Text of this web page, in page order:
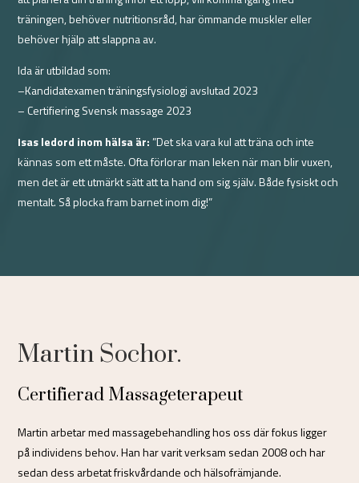
träningen, behöver nutritionsråd, har ömmande muskler eller
behöver hjälp att slappna av.
Ida är utbildad som:
–Kandidatexamen träningsfysiologi avslutad 2023
– Certifiering Svensk massage 2023
Isas ledord inom hälsa är:”Det ska vara kul att träna och inte
kännas som ett måste. Ofta förlorar man leken när man blir vuxen,
men det är ett utmärkt sätt att ta hand om sig själv. Både fysiskt och
mentalt. Så plocka fram barnet inom dig!”
Martin Sochor.
Certifierad Massageterapeut
Martin arbetar med massagebehandling hos oss där fokus ligger
på individens behov. Han har varit verksam sedan 2008 och har
sedan dess arbetat friskvårdande och hälsofrämjande.